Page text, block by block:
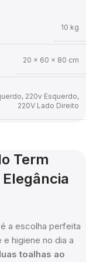
10 kg
20 × 60 × 80 cm
, 220v Esquerdo,
220V Lado Direito
Term
a escolha perfeita
higiene no dia a
toalhas ao